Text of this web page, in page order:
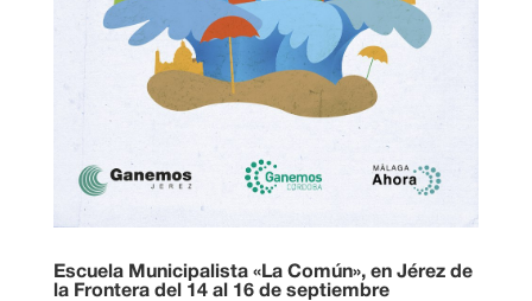
Escuela Municipalista «La Común», en Jérez de
la Frontera del 14 al 16 de septiembre